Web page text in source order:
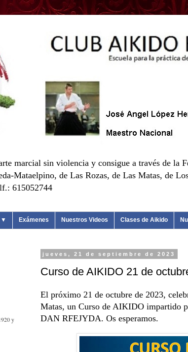
marcial sin violencia y consigue a través de la
Mataelpino, de Las Rozas, de Las Matas, de
615052744
▼ Exámenes Nuestros Videos Clases de Aikido
jueves, 21 de septiembre de 2023
Curso de AIKIDO 21 de
El próximo 21 de octubre de 2023,
Matas, un Curso de AIKIDO impartido
DAN RFEJYDA. Os esperamos.
y